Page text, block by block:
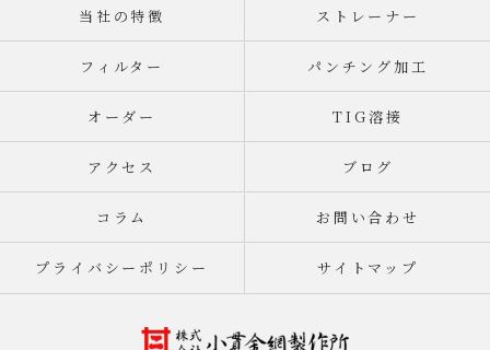
当社の特徴 ストレーナー
フィルター パンチング加工
オーダー TIG溶接
アクセス ブログ
コラム お問い合わせ
プライバシーポリシー サイトマップ